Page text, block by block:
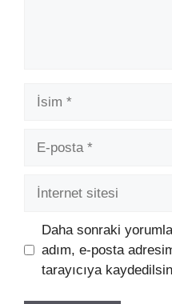
İsim
posta
İnternet
Daha sonraki
adım, e-posta
tarayıcıya